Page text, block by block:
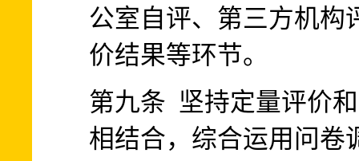
公室自评、第三方机构
价结果等环节。
第九条 坚持定量评价
相结合，综合运用问卷